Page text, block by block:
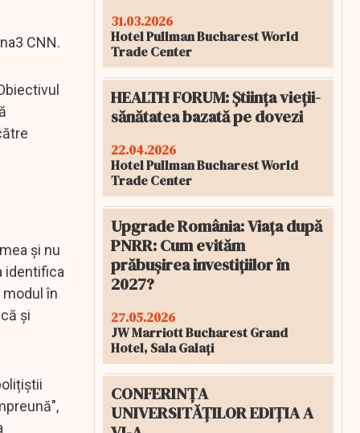
CNN.
și nu
identifica
în
și
31.03.2026
Hotel Pullman Bucharest World
Trade Center
HEALTH FORUM: Știința vieții-
sănătatea bazată pe dovezi
22.04.2026
Hotel Pullman Bucharest World
Trade Center
Upgrade România: Viața după
PNRR: Cum evităm
prăbușirea investițiilor în
2027?
27.05.2026
JW Marriott Bucharest Grand
Hotel, Sala Galați
CONFERINȚA
UNIVERSITĂȚILOR EDIȚIA A